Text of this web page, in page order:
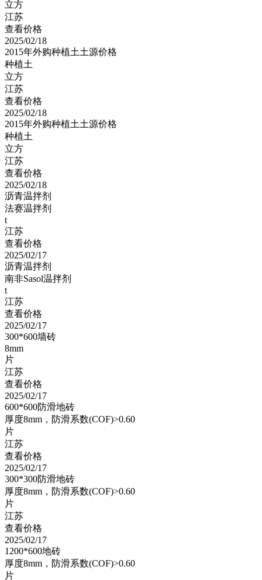
立方
江苏
查看价格
2025/02/18
2015年外购种植土土源价格
种植土
立方
江苏
查看价格
2025/02/18
2015年外购种植土土源价格
种植土
立方
江苏
查看价格
2025/02/18
沥青温拌剂
法赛温拌剂
t
江苏
查看价格
2025/02/17
沥青温拌剂
南非Sasol温拌剂
t
江苏
查看价格
2025/02/17
300*600墙砖
8mm
片
江苏
查看价格
2025/02/17
600*600防滑地砖
厚度8mm，防滑系数(COF)>0.60
片
江苏
查看价格
2025/02/17
300*300防滑地砖
厚度8mm，防滑系数(COF)>0.60
片
江苏
查看价格
2025/02/17
1200*600地砖
厚度8mm，防滑系数(COF)>0.60
片